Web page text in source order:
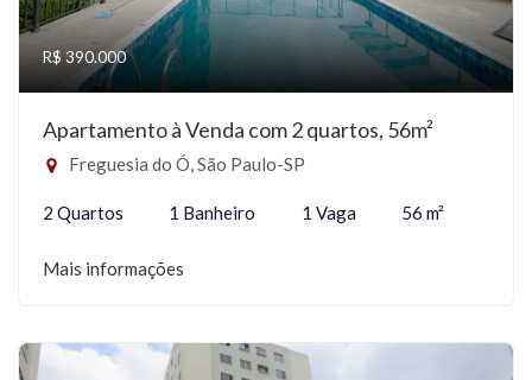
R$ 390.000
Apartamento à Venda com 2 quartos, 56m²
Freguesia do Ó, São Paulo-SP
2 Quartos 1 Banheiro 1 Vaga 56 m²
Mais informações